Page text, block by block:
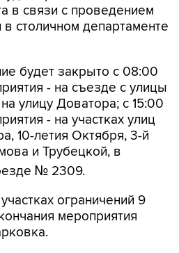
в связи с проведением
столичном департаменте
будет закрыто с 08:00
- на съезде с улицы
улицу Доватора; с 15:00
- на участках улиц
10-летия Октября, 3-й
и Трубецкой, в
№ 2309.
ограничений 9
мероприятия